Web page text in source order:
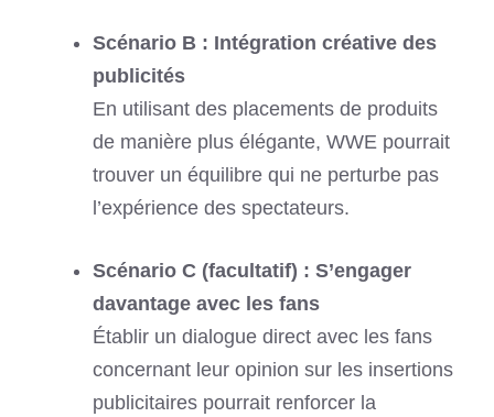
Scénario B : Intégration créative des
publicités
En utilisant des placements de produits
de manière plus élégante, WWE pourrait
trouver un équilibre qui ne perturbe pas
l’expérience des spectateurs.
Scénario C (facultatif) : S’engager
davantage avec les fans
Établir un dialogue direct avec les fans
concernant leur opinion sur les insertions
publicitaires pourrait renforcer la